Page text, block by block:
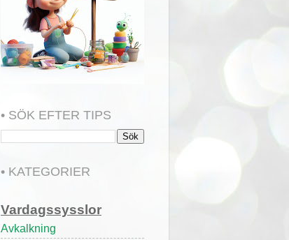
• SÖK EFTER TIPS
• KATEGORIER
Vardagssysslor
Avkalkning